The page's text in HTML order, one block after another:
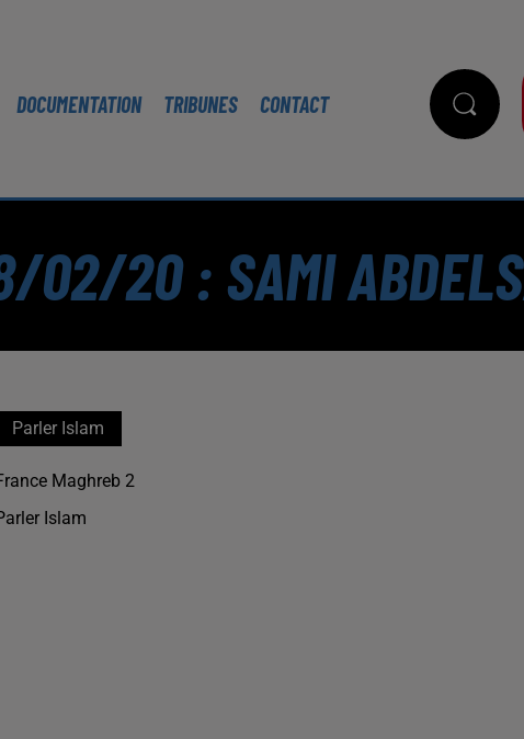
DOCUMENTATION TRIBUNES CONTACT
02/20 : SAMI
Parler Islam
Maghreb 2
Islam